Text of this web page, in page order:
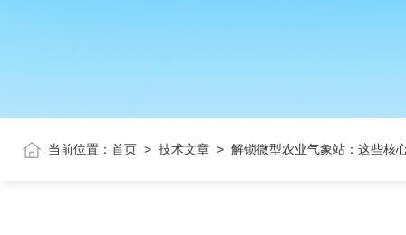
当前位置： 首页 > 技术文章 > 解锁微型农业气象站：这些核